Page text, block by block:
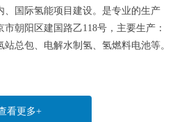
、国际氢能项目建设。是专业的生产
朝阳区建国路乙118号，主要生产：
总包、电解水制氢、氢燃料电池等。
看更多+